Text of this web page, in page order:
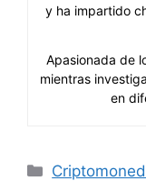
y ha impartido
Apasionada de
mientras
en
Categorías